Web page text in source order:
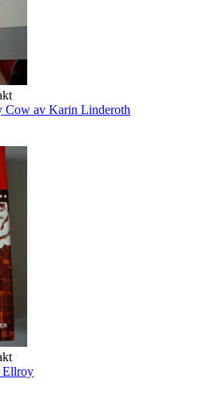
Cow av Karin Linderoth
Ellroy